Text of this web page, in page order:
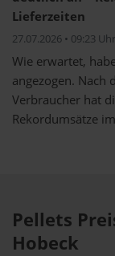
Lieferzeiten
27.07.2026 • 09:23
Wie erwartet,
angezogen. Nach
Verbraucher hat
Rekordumsätze
Pellets
Hobeck